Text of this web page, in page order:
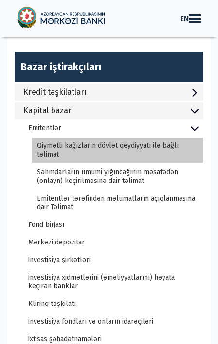
EN
Bazar iştirakçıları
Kredit təşkilatları
Kapital bazarı
Emitentlər
Qiymətli kağızların dövlət qeydiyyatı ilə bağlı
təlimat
Səhmdarların ümumi yığıncağının məsafədən
(onlayn) keçirilməsinə dair təlimat
Emitentlər tərəfindən məlumatların açıqlanmasına
dair Təlimat
Fond birjası
Mərkəzi depozitar
İnvestisiya şirkətləri
İnvestisiya xidmətlərini (əməliyyatlarını) həyata
keçirən banklar
Klirinq təşkilatı
İnvestisiya fondları və onların idarəçiləri
İxtisas şəhadətnamələri